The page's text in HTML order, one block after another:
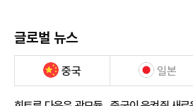
글로벌 뉴스
중국 일본